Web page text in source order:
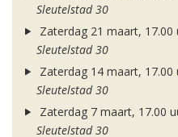
Sleutelstad 30
Zaterdag 21 maart, 17.00
Sleutelstad 30
Zaterdag 14 maart, 17.00
Sleutelstad 30
Zaterdag 7 maart, 17.00
Sleutelstad 30